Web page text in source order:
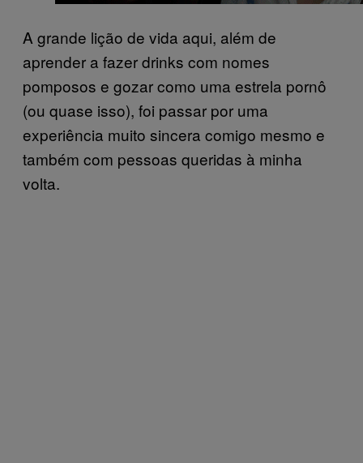
A grande lição de vida aqui, além de
aprender a fazer drinks com nomes
pomposos e gozar como uma estrela pornô
(ou quase isso), foi passar por uma
experiência muito sincera comigo mesmo e
também com pessoas queridas à minha
volta.